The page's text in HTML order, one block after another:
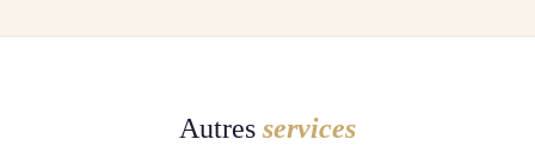
Autres services